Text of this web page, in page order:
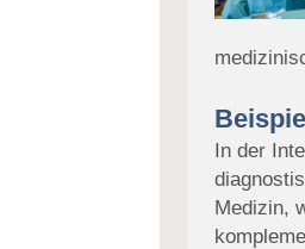
In der
Medizin,